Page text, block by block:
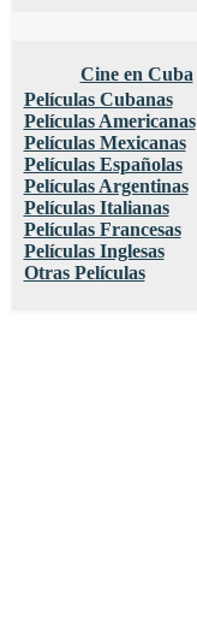
Cine en Cuba
Películas Cubanas
Películas Americanas
Películas Mexicanas
Películas Españolas
Películas Argentinas
Películas Italianas
Películas Francesas
Películas Inglesas
Otras Películas